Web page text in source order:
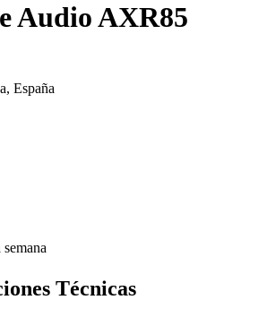
Audio AXR85
España
semana
Técnicas